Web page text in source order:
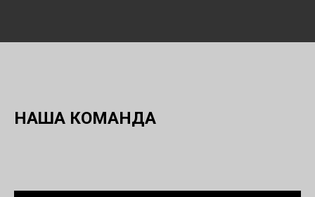
НАША КОМАНДА